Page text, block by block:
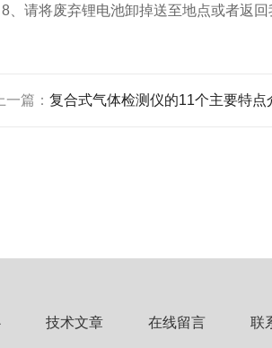
请将废弃锂电池卸掉送至地点或者返回
上一篇： 复合式气体检测仪的11个主要特点
技术文章 在线留言 联